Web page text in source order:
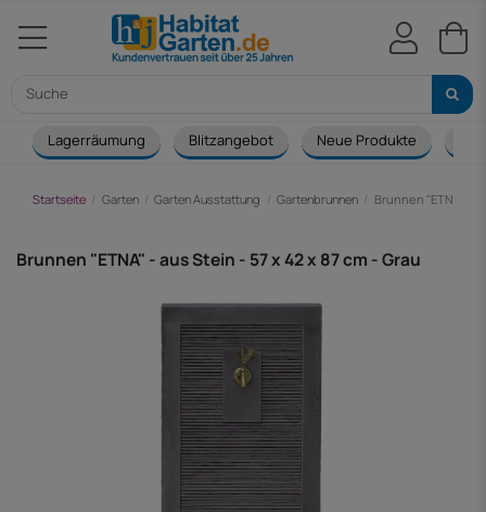
Lagerräumung Blitzangebot Neue Produkte
Startseite Garten Garten Ausstattung Gartenbrunnen Brunnen "ETNA" -
Brunnen "ETNA" - aus Stein - 57 x 42 x 87 cm - Grau